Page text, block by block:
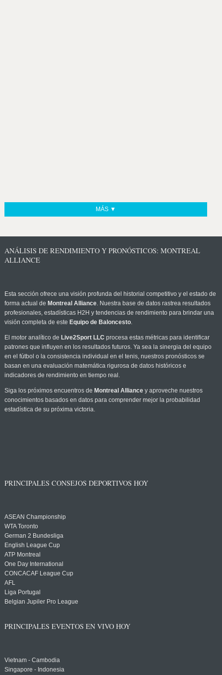
MÁS ▼
ANÁLISIS DE RENDIMIENTO Y PRONÓSTICOS: MONTREAL
ALLIANCE
Esta sección ofrece una visión profunda del historial competitivo y el estado de
forma actual de Montreal Alliance. Nuestra base de datos rastrea resultados
profesionales, estadísticas H2H y tendencias de rendimiento para brindar una
visión completa de este Equipo de Baloncesto.
El motor analítico de Live2Sport LLC procesa estas métricas para identificar
patrones que influyen en los resultados futuros. Ya sea la sinergia del equipo
en el fútbol o la consistencia individual en el tenis, nuestros pronósticos se
basan en una evaluación matemática rigurosa de datos históricos e
indicadores de rendimiento en tiempo real.
Siga los próximos encuentros de Montreal Alliancey aproveche nuestros
conocimientos basados en datos para comprender mejor la probabilidad
estadística de su próxima victoria.
PRINCIPALES CONSEJOS DEPORTIVOS HOY
ASEAN Championship
WTA Toronto
German 2 Bundesliga
English League Cup
ATP Montreal
One Day International
CONCACAF League Cup
AFL
Liga Portugal
Belgian Jupiler Pro League
PRINCIPALES EVENTOS EN VIVO HOY
Vietnam - Cambodia
Singapore - Indonesia